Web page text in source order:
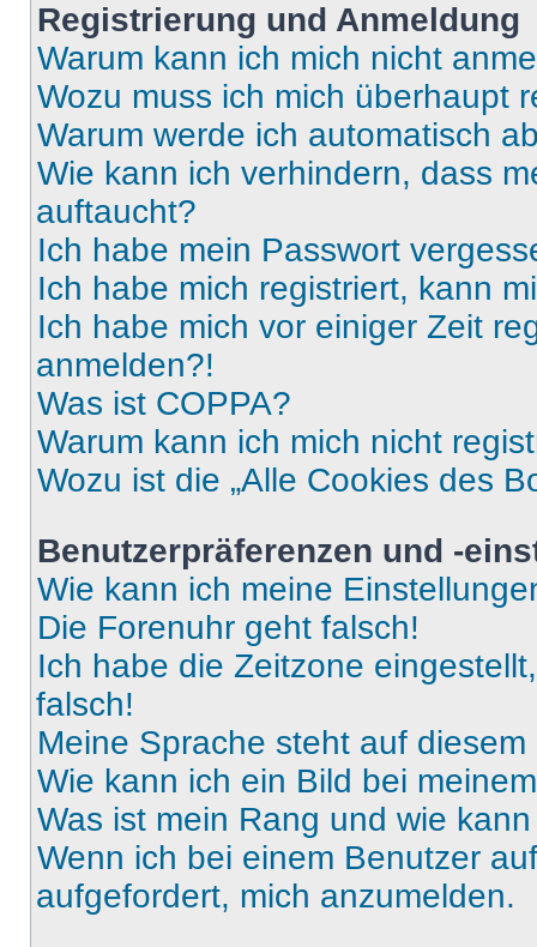
Registrierung und Anmeldung
Warum kann ich mich nicht
Wozu muss ich mich überhaupt
Warum werde ich automatisch
Wie kann ich verhindern, dass
auftaucht?
Ich habe mein Passwort
Ich habe mich registriert, kann
Ich habe mich vor einiger Zeit
anmelden?!
Was ist COPPA?
Warum kann ich mich nicht
Wozu ist die „Alle Cookies des
Benutzerpräferenzen und -
Wie kann ich meine
Die Forenuhr geht falsch!
Ich habe die Zeitzone
falsch!
Meine Sprache steht auf
Wie kann ich ein Bild bei
Was ist mein Rang und wie
Wenn ich bei einem Benutzer
aufgefordert, mich anzumelden.